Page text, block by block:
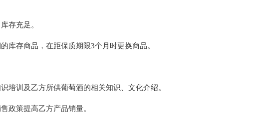
存充足。
库存商品，在距保质期限3个月时更换商品。
培训及乙方所供葡萄酒的相关知识、文化介绍。
政策提高乙方产品销量。